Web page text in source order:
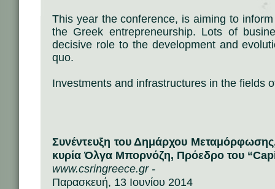
This year the conference, is aiming to
the Greek entrepreneurship. Lots of
decisive role to the development and
quo.
Investments and infrastructures in the fields
Συνέντευξη του Δημάρχου
κυρία Όλγα Μπορνόζη, Πρόεδρο του
www.csringreece.gr -
Παρασκευή, 13 Ιουνίου 2014